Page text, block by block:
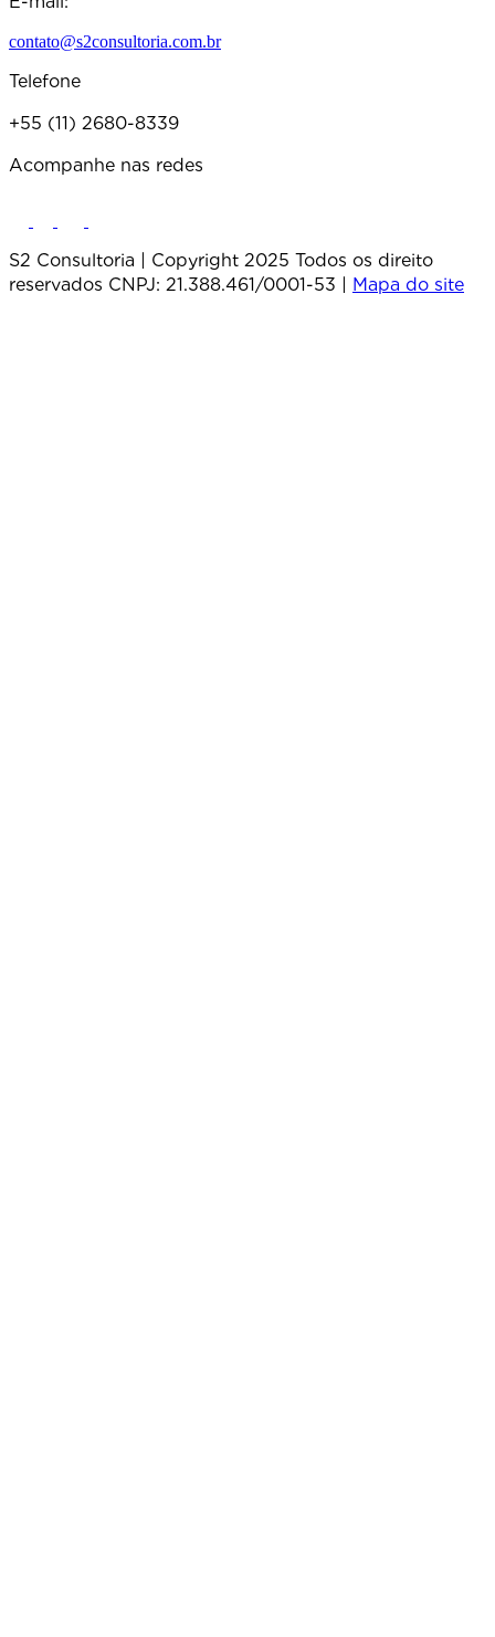
contato@s2consultoria.com.br
Telefone
+55 (11) 2680-8339
Acompanhe nas redes
S2 Consultoria | Copyright 2025 Todos os direito
reservados CNPJ: 21.388.461/0001-53 | Mapa do site